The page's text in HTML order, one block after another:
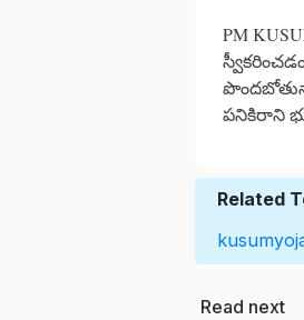
PM
పనికిరాని
Related
Read next